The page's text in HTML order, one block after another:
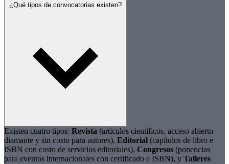
¿Qué tipos de convocatorias existen?
Existen cuatro tipos: Revista (artículos científicos, acceso abierto
diamante y sin costo para autores), Editorial (capítulos de libro e
ISBN con costo de servicios editoriales), Congresos (ponencias
para eventos internacionales con certificado e ISBN), y Talleres